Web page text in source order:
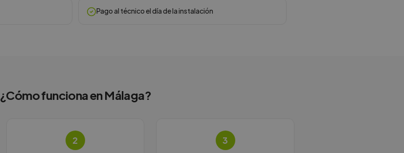
Pago al técnico el día de la instalación
¿Cómo funciona enMálaga?
2 3